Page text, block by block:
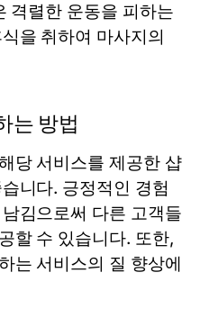
격렬한 운동을 피하는
을 취하여 마사지의
는 방법
당 서비스를 제공한 샵
니다. 긍정적인 경험
김으로써 다른 고객들
할 수 있습니다. 또한,
는 서비스의 질 향상에